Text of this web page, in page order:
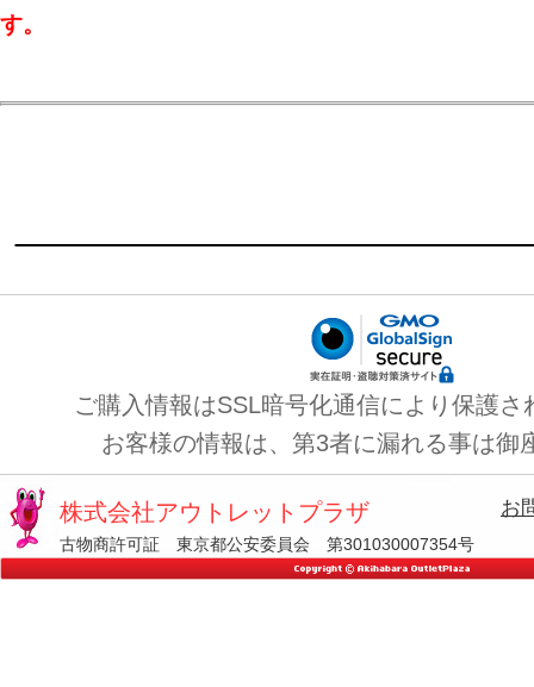
す。
ご購入情報はSSL暗号化通信により保護さ
お客様の情報は、第3者に漏れる事は御
株式会社アウトレットプラザ
古物商許可証 東京都公安委員会 第301030007354号
お